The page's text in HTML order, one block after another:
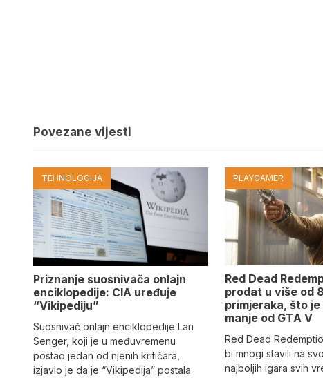
Povezane vijesti
TEHNOLOGIJA
Priznanje suosnivača onlajn
enciklopedije: CIA uređuje
“Vikipediju”
Suosnivač onlajn enciklopedije Lari
Senger, koji je u međuvremenu
postao jedan od njenih kritičara,
izjavio je da je “Vikipedija” postala
PLAYGAMER
Red Dead
prodat u više od
primjeraka, što je
manje od GTA V
Red Dead
bi mnogi stavili na
najboljih igara svih